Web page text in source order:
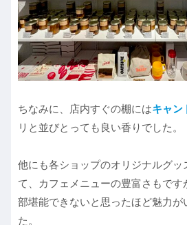
ちなみに、店内すぐの棚にはキャン
リと並びとっても良い香りでした。
他にも各ショップのオリジナルグッ
て、カフェメニューの豊富さもです
部堪能できないと思ったほど魅力が
た。